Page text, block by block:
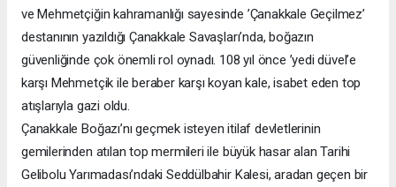
ve Mehmetçiğin kahramanlığı sayesinde ’Çanakkale Geçilmez’
destanının yazıldığı Çanakkale Savaşları’nda, boğazın
güvenliğinde çok önemli rol oynadı. 108 yıl önce ’yedi düvel’e
karşı Mehmetçik ile beraber karşı koyan kale, isabet eden top
atışlarıyla gazi oldu.
Çanakkale Boğazı’nı geçmek isteyen itilaf devletlerinin
gemilerinden atılan top mermileri ile büyük hasar alan Tarihi
Gelibolu Yarımadası’ndaki Seddülbahir Kalesi, aradan geçen bir